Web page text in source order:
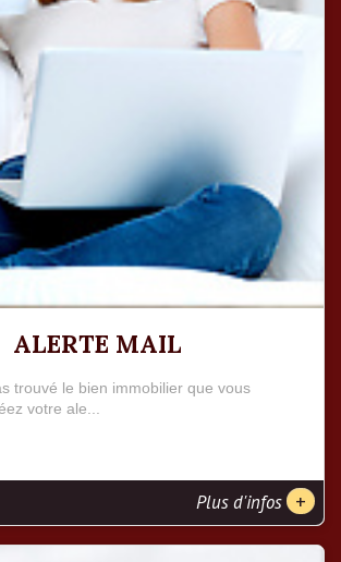
ALERTE MAIL
trouvé le bien immobilier que vous
votre ale...
Plus d'infos +